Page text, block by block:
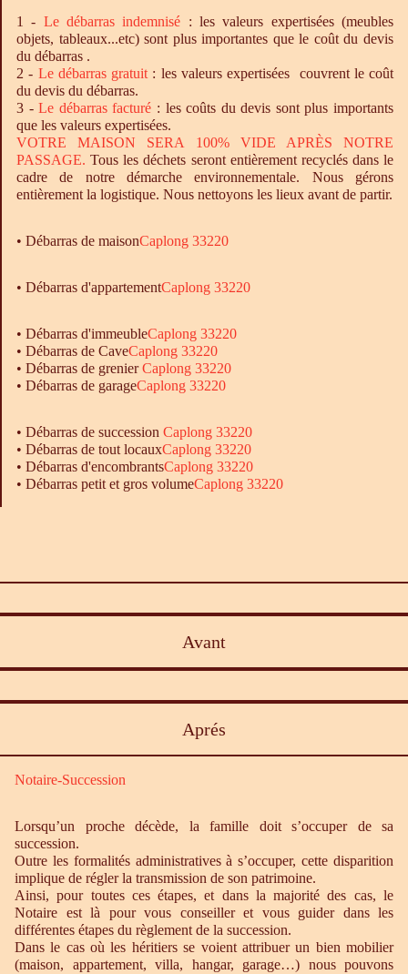
1 - Ledébarras indemnisé : les valeurs expertisées (meubles
objets, tableaux...etc) sont plus importantes que le coût du devis
du débarras .
2 - Le débarrasgratuit : les valeurs expertisées couvrent le coût
du devis du débarras.
3 -Le débarrasfacturé : les coûts du devis sont plus importants
que les valeurs expertisées.
VOTRE MAISON SERA 100% VIDE APRÈS NOTRE
PASSAGE. Tous les déchets seront entièrement recyclés dans le
cadre de notre démarche environnementale. Nous gérons
entièrement la logistique. Nous nettoyons les lieux avant de partir.
• Débarras de maisonCaplong 33220
• Débarras d'appartementCaplong 33220
• Débarras d'immeubleCaplong 33220
• Débarras de CaveCaplong 33220
• Débarras de grenierCaplong 33220
• Débarras de garageCaplong 33220
• Débarras de succession Caplong 33220
• Débarras de tout locauxCaplong 33220
• Débarras d'encombrantsCaplong 33220
• Débarras petit et gros volumeCaplong 33220
Avant
Aprés
Notaire-Succession
Lorsqu’un proche décède, la famille doit s’occuper de sa
succession.
Outre les formalités administratives à s’occuper, cette disparition
implique de régler la transmission de son patrimoine.
Ainsi, pour toutes ces étapes, et dans la majorité des cas, le
Notaire est là pour vous conseiller et vous guider dans les
différentes étapes du règlement de la succession.
Dans le cas où les héritiers se voient attribuer un bien mobilier
(maison, appartement, villa, hangar, garage…) nous pouvons